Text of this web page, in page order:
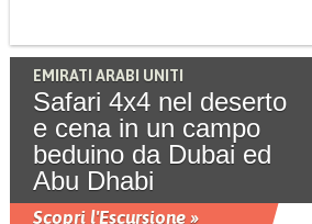
EMIRATI ARABI UNITI
Safari 4x4 nel deserto
e cena in un campo
beduino da Dubai ed
Abu Dhabi
Scopri l'Escursione »